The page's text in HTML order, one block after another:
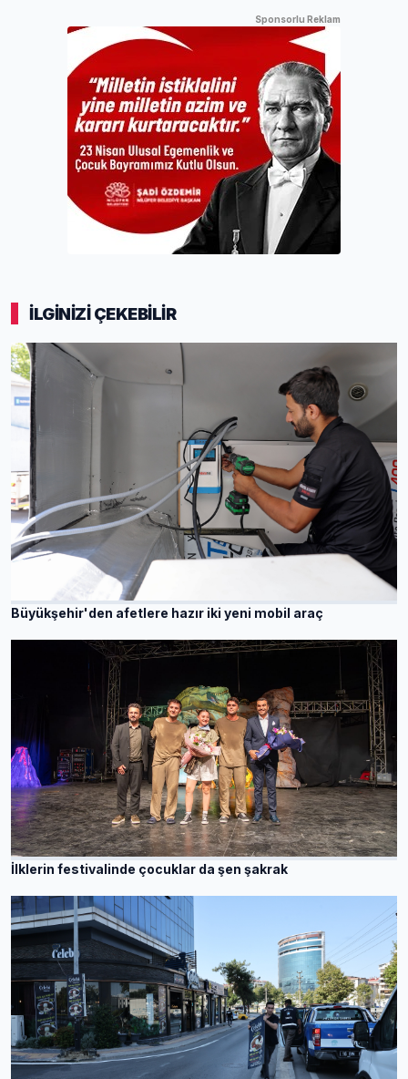
Sponsorlu Reklam
İLGİNİZİ ÇEKEBİLİR
Büyükşehir'den afetlere hazır iki yeni mobil araç
İlklerin festivalinde çocuklar da şen şakrak